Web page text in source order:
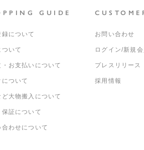
GUIDE
について
いて
・お支払いについて
について
ど大物搬入について
保証について
合わせについて
お問い合わせ
ログイン/新規
プレスリリース
採用情報